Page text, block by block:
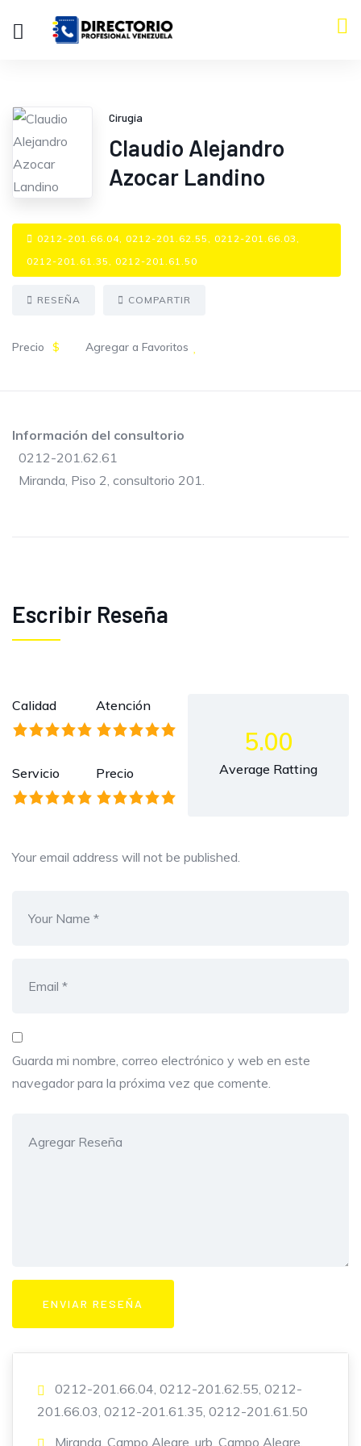
Cirugía
Claudio Alejandro
Azocar Landino
0212-201.66.04, 0212-201.62.55, 0212-201.66.03,
0212-201.61.35, 0212-201.61.50
RESEÑA COMPARTIR
Precio $ Agregar a Favoritos
Información del consultorio
0212-201.62.61
Miranda, Piso 2, consultorio 201.
Escribir Reseña
Calidad Atención
Servicio Precio
5.00
Average Ratting
Your email address will not be published.
Guarda mi nombre, correo electrónico y web en este
navegador para la próxima vez que comente.
0212-201.66.04, 0212-201.62.55, 0212-
201.66.03, 0212-201.61.35, 0212-201.61.50
Miranda, Campo Alegre, urb. Campo Alegre,